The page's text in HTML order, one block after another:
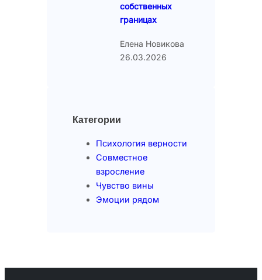
собственных
границах
Елена Новикова
26.03.2026
Категории
Психология верности
Совместное
взросление
Чувство вины
Эмоции рядом